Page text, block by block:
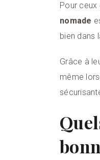
Pour ceux
nomade
bien dans
Grâce à
même